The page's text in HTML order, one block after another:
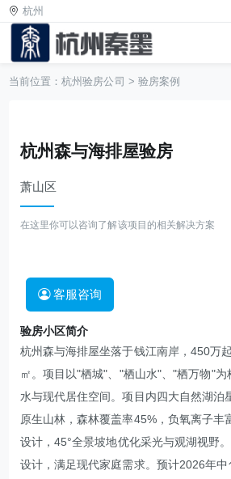
杭州
当前位置： 杭州验房公司 > 验房案例
杭州森与海排屋验房
萧山区
在这里你可以咨询了解该项目的相关解决方案
客服咨询
验房小区简介
杭州森与海排屋坐落于钱江南岸，450万
㎡。项目以"栖城"、"栖山水"、"栖万物"
水与现代居住空间。项目内四大自然湖泊
原生山林，森林覆盖率45%，负氧离子丰
设计，45°全景坡地优化采光与观湖视野
设计，满足现代家庭需求。预计2026年